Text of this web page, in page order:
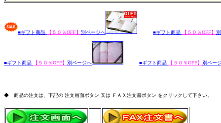
■ギフト商品 【５０％OFF】 別ページへ ■ギフト商品 【５０％OFF】
■ギフト商品 【５０％OFF】 別ページへ ■ギフト商品 【５０％OFF】 別ペー
◆ 商品の注文は、下記の 注文画面ボタン 又は ＦＡＸ注文書ボタン をクリックして下さい。